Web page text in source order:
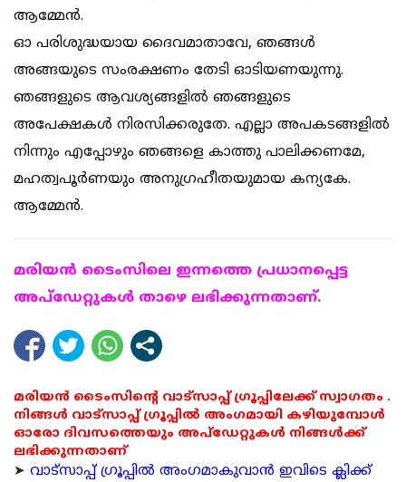
ആമ്മേന്‍.
ഓ പരിശുദ്ധയായ ദൈവമാതാവേ, ഞങ്ങള്‍
അങ്ങയുടെ സംരക്ഷണം തേടി ഓടിയണയുന്നു.
ഞങ്ങളുടെ ആവശ്യങ്ങളില്‍ ഞങ്ങളുടെ
അപേക്ഷകള്‍ നിരസിക്കരുതേ. എല്ലാ അപകടങ്ങളില്‍
നിന്നും എപ്പോഴും ഞങ്ങളെ കാത്തു പാലിക്കണമേ,
മഹത്വപൂര്‍ണയും അനുഗ്രഹീതയുമായ കന്യകേ.
ആമ്മേന്‍.
മരിയന്‍ ടൈംസിലെ ഇന്നത്തെ പ്രധാനപ്പെട്ട
അപ്ഡേറ്റുകള്‍ താഴെ ലഭിക്കുന്നതാണ്.
മരിയൻ ടൈംസിന്റെ വാട്സാപ്പ് ഗ്രൂപ്പിലേക്ക് സ്വാഗതം .
നിങ്ങൾ വാട്സാപ്പ് ഗ്രൂപ്പിൽ അംഗമായി കഴിയുമ്പോൾ
ഓരോ ദിവസത്തെയും അപ്ഡേറ്റുകൾ നിങ്ങൾക്ക്
ലഭിക്കുന്നതാണ്
➤ വാട്സാപ്പ് ഗ്രൂപ്പിൽ അംഗമാകുവാൻ ഇവിടെ ക്ലിക്ക്